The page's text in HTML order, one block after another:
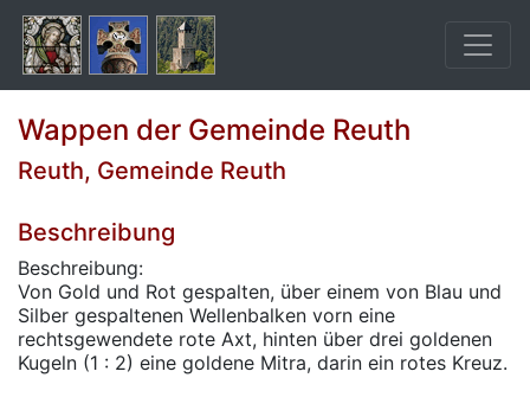
Wappen der Gemeinde Reuth
Reuth, Gemeinde Reuth
Beschreibung
Beschreibung:
Von Gold und Rot gespalten, über einem von Blau und
Silber gespaltenen Wellenbalken vorn eine
rechtsgewendete rote Axt, hinten über drei goldenen
Kugeln (1 : 2) eine goldene Mitra, darin ein rotes Kreuz.